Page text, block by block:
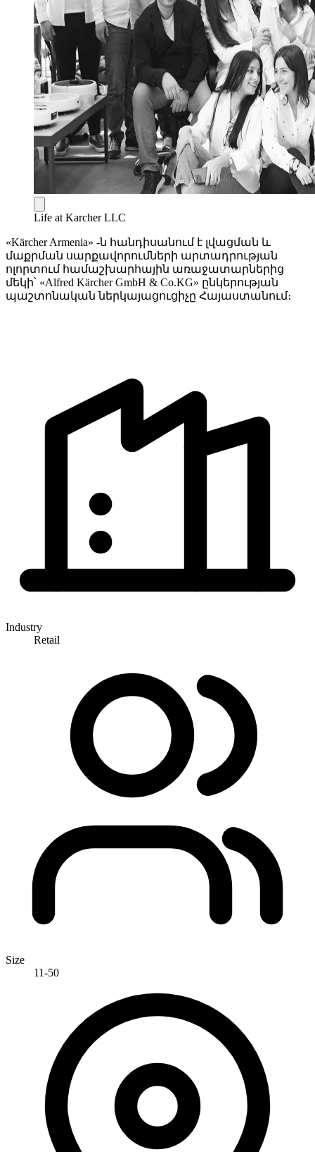
Life at Karcher LLC
«Kärcher Armenia» -ն հանդիսանում է լվացման և
մաքրման սարքավորումների արտադրության
ոլորտում համաշխարհային առաջատարներից
մեկի՝ «Alfred Kärcher GmbH & Co.KG» ընկերության
պաշտոնական ներկայացուցիչը Հայաստանում։
Industry
Retail
Size
11-50